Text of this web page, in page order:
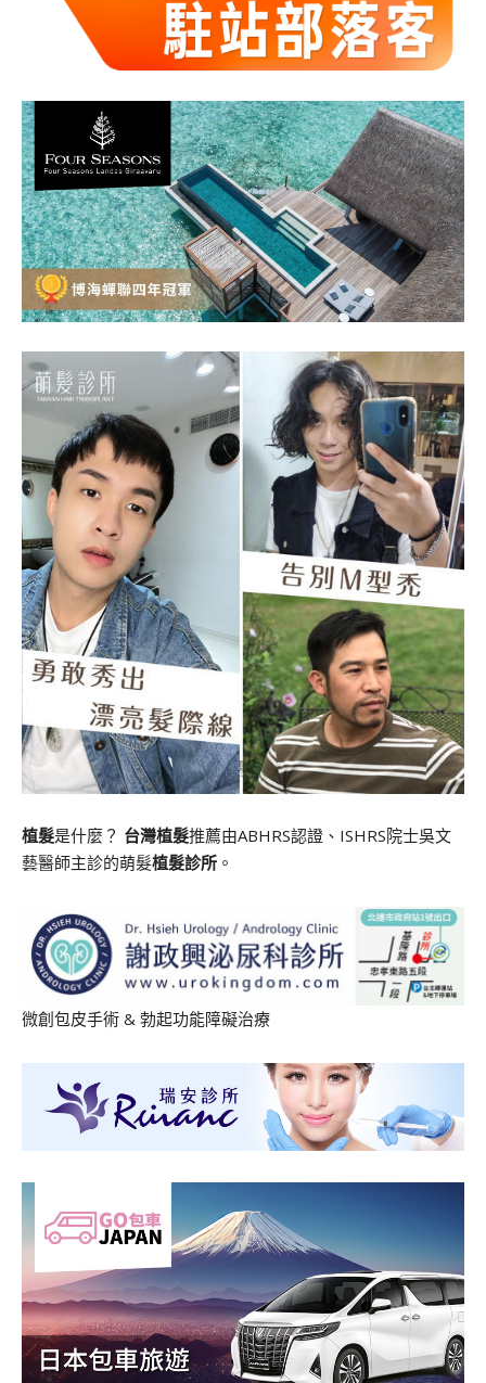
植髮是什麼？ 台灣植髮推薦由ABHRS認證、ISHRS院士吳文
藝醫師主診的萌髮植髮診所 。
微創包皮手術 & 勃起功能障礙治療